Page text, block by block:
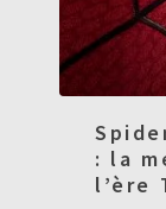
: la
l’ère